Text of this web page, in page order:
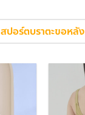
สปอร์ตบราตะขอหลัง